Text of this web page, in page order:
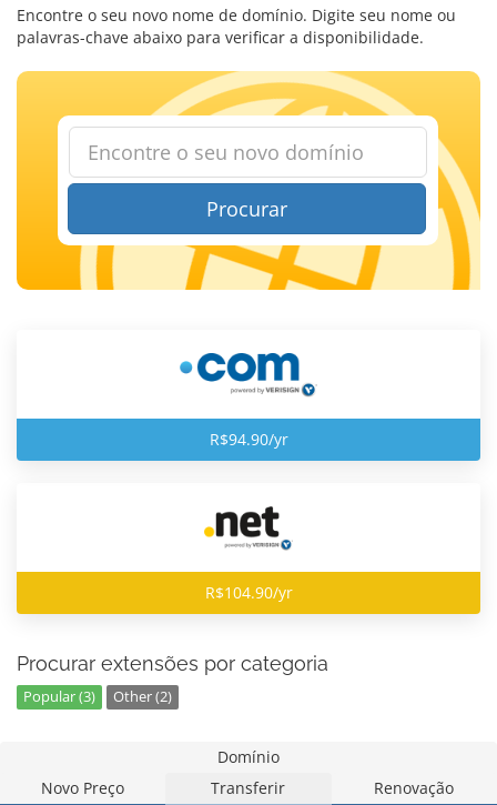
Encontre o seu novo nome de domínio. Digite seu nome ou
palavras-chave abaixo para verificar a disponibilidade.
Procurar
R$94.90/yr
R$104.90/yr
Procurar extensões por categoria
Popular (3) Other (2)
Domínio
Novo Preço
Transferir Renovação